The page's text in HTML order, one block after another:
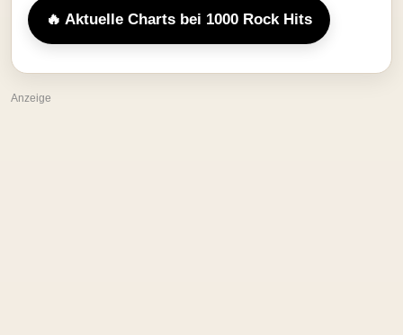
🔥 Aktuelle Charts bei 1000 Rock Hits
Anzeige